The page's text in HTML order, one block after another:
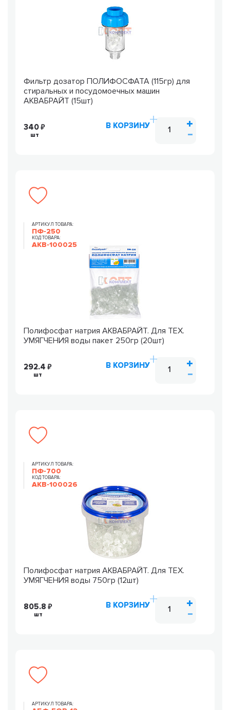
Фильтр дозатор ПОЛИФОСФАТА (115гр) для
стиральных и посудомоечных машин
АКВАБРАЙТ (15шт)
340
шт
В КОРЗИНУ
АРТИКУЛ ТОВАРА:
ПФ-250
КОД ТОВАРА:
AKB-100025
Полифосфат натрия АКВАБРАЙТ. Для ТЕХ.
УМЯГЧЕНИЯ воды пакет 250гр (20шт)
292.4
шт
В КОРЗИНУ
АРТИКУЛ ТОВАРА:
ПФ-700
КОД ТОВАРА:
AKB-100026
Полифосфат натрия АКВАБРАЙТ. Для ТЕХ.
УМЯГЧЕНИЯ воды 750гр (12шт)
805.8
шт
В КОРЗИНУ
АРТИКУЛ ТОВАРА: